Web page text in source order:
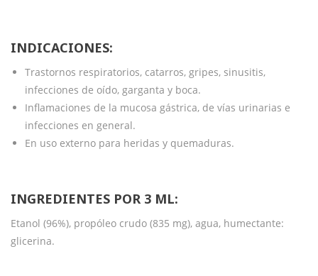
INDICACIONES:
Trastornos respiratorios, catarros, gripes, sinusitis,
infecciones de oído, garganta y boca.
Inflamaciones de la mucosa gástrica, de vías urinarias e
infecciones en general.
En uso externo para heridas y quemaduras.
INGREDIENTES POR 3 ML:
Etanol (96%), propóleo crudo (835 mg), agua, humectante:
glicerina.